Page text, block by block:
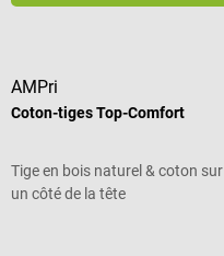
AMPri
Coton-tiges Top-Comfort
Tige en bois naturel & coton sur
un côté de la tête